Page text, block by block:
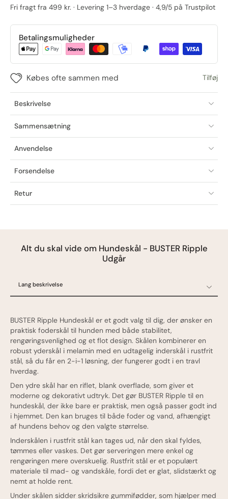
Fri fragt fra 499 kr. · Levering 1–3 hverdage · 4,9/5 på Trustpilot
Betalingsmuligheder
Købes ofte sammen med Tilføj
Beskrivelse
Sammensætning
Anvendelse
Forsendelse
Retur
Alt du skal vide om Hundeskål - BUSTER Ripple
Udgår
Lang beskrivelse
Ofte stillede spørgsmål
Oprindelsesland
BUSTER Ripple Hundeskål er et godt valg til dig, der ønsker en
praktisk foderskål til hunden med både stabilitet,
rengøringsvenlighed og et flot design. Skålen kombinerer en
robust yderskål i melamin med en udtagelig inderskål i rustfrit
stål, så du får en 2-i-1 løsning, der fungerer godt i en travl
hverdag.
Den ydre skål har en riflet, blank overflade, som giver et
moderne og dekorativt udtryk. Det gør BUSTER Ripple til en
hundeskål, der ikke bare er praktisk, men også passer godt ind
i hjemmet. Den kan bruges til både foder og vand, afhængigt
af hundens behov og den valgte størrelse.
Inderskålen i rustfrit stål kan tages ud, når den skal fyldes,
tømmes eller vaskes. Det gør serveringen mere enkel og
rengøringen mere overskuelig. Rustfrit stål er et populært
materiale til mad- og vandskåle, fordi det er glat, slidstærkt og
nemt at holde rent.
Under skålen sidder skridsikre gummifødder, som hjælper med